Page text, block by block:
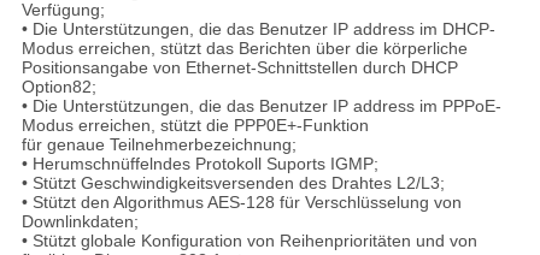
Verfügung;
• Die Unterstützungen, die das Benutzer IP address im DHCP-
Modus erreichen, stützt das Berichten über die körperliche
Positionsangabe von Ethernet-Schnittstellen durch DHCP
Option82;
• Die Unterstützungen, die das Benutzer IP address im PPPoE-
Modus erreichen, stützt die PPP0E+-Funktion
für genaue Teilnehmerbezeichnung;
• Herumschnüffelndes Protokoll Suports IGMP;
• Stützt Geschwindigkeitsversenden des Drahtes L2/L3;
• Stützt den Algorithmus AES-128 für Verschlüsselung von
Downlinkdaten;
• Stützt globale Konfiguration von Reihenprioritäten und von